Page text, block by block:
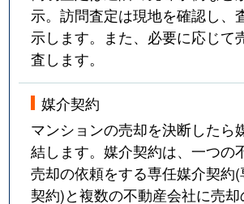
示。訪問査定は現地を確認し、
示します。また、必要に応じて
査します。
媒介契約
マンションの売却を決断したら
結します。媒介契約は、一つの
売却の依頼をする専任媒介契約
契約)と複数の不動産会社に売却